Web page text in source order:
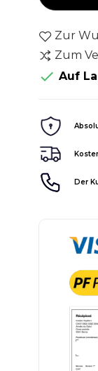
Zur
Zum
 Auf
Der